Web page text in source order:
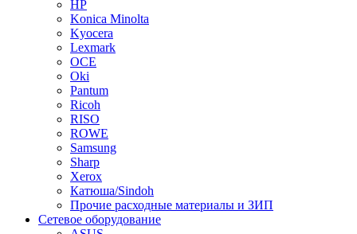
HP
Konica Minolta
Kyocera
Lexmark
OCE
Oki
Pantum
Ricoh
RISO
ROWE
Samsung
Sharp
Xerox
Катюша/Sindoh
Прочие расходные материалы и ЗИП
Сетевое оборудование